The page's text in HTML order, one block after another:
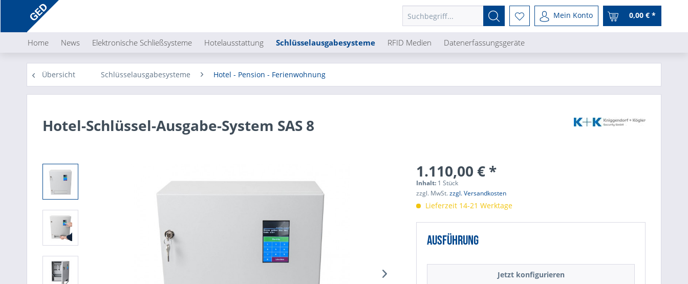
Mein Konto 0,00 € *
Home News Elektronische Schließsysteme Hotelausstattung Schlüsselausgabesysteme RFID Medien Datenerfassungsgeräte
Übersicht Schlüsselausgabesysteme Hotel - Pension - Ferienwohnung
Hotel-Schlüssel-Ausgabe-System SAS 8
1.110,00 € *
Inhalt: 1 Stück
zzgl. MwSt.zzgl. Versandkosten
Lieferzeit 14-21 Werktage
Ausführung
Jetzt konfigurieren